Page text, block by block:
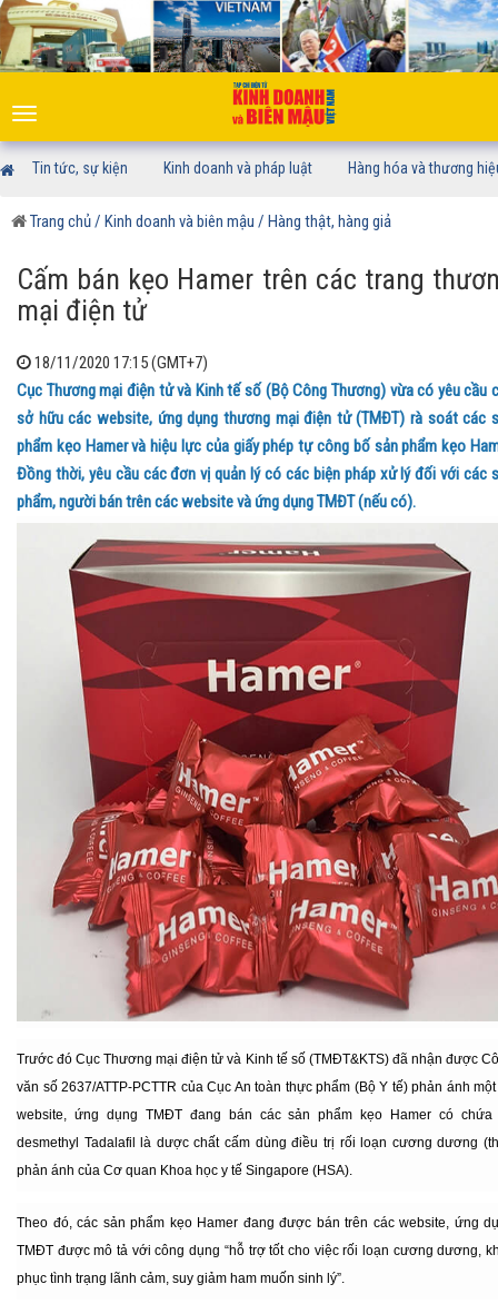
Toggle
navigation
Tin tức, sự kiện Kinh doanh và pháp luật Hàng hóa và thương
Trang chủ/ Kinh doanh và biên mậu / Hàng thật, hàng giả
Cấm bán kẹo Hamer trên các trang
mại điện tử
18/11/2020 17:15 (GMT+7)
Cục Thương mại điện tử và Kinh tế số (Bộ Công Thương) vừa có yêu cầu
sở hữu các website, ứng dụng thương mại điện tử (TMĐT) rà soát các
phẩm kẹo Hamer và hiệu lực của giấy phép tự công bố sản phẩm kẹo
Đồng thời, yêu cầu các đơn vị quản lý có các biện pháp xử lý đối với các
phẩm, người bán trên các website và ứng dụng TMĐT (nếu có).
Trước đó Cục Thương mại điện tử và Kinh tế số (TMĐT&KTS) đã nhận được
văn số 2637/ATTP-PCTTR của Cục An toàn thực phẩm (Bộ Y tế) phản ánh
website, ứng dụng TMĐT đang bán các sản phẩm kẹo Hamer có chứa
desmethyl Tadalafil là dược chất cấm dùng điều trị rối loạn cương dương
phản ánh của Cơ quan Khoa học y tế Singapore (HSA).
Theo đó, các sản phẩm kẹo Hamer đang được bán trên các website, ứng
TMĐT được mô tả với công dụng “hỗ trợ tốt cho việc rối loạn cương dương,
phục tình trạng lãnh cảm, suy giảm ham muốn sinh lý”.